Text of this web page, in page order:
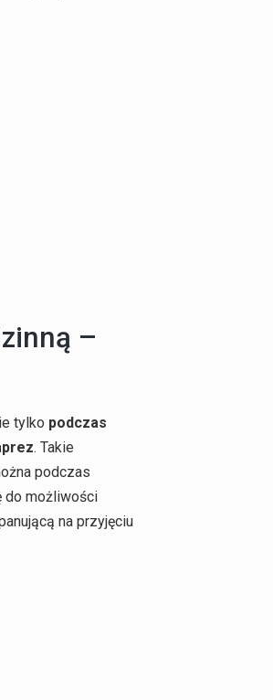
–
tylko podczas
. Takie
podczas
do możliwości
na przyjęciu